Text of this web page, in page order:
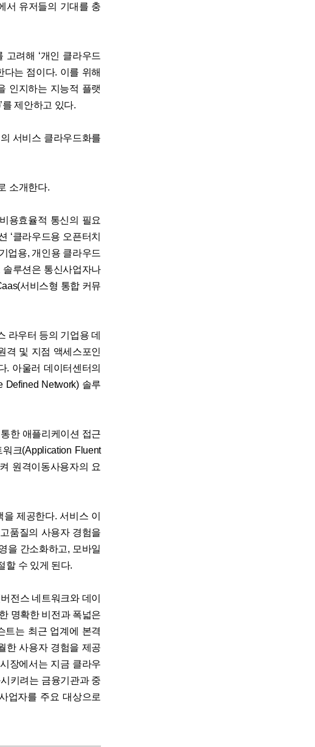
서 유저들의 기대를 충
려해 ‘개인 클라우드
다는 점이다. 이를 위해
인지하는 지능적 플랫
제안하고 있다.
서비스 클라우드화를
소개한다.
용효율적 통신의 필요
‘클라우드용 오픈터치
업용, 개인용 클라우드
루션은 통신사업자나
서비스형 통합 커뮤
라우터 등의 기업용 데
격 및 지점 액세스포인
. 아울러 데이터센터의
Defined Network) 솔루
한 애플리케이션 접근
크(Application Fluent
원격이동사용자의 요
제공한다. 서비스 이
품질의 사용자 경험을
을 간소화하고, 모바일
할 수 있게 된다.
전스 네트워크와 데이
명확한 비전과 폭넓은
트는 최근 업계에 본격
한 사용자 경험을 제공
장에서는 지금 클라우
키려는 금융기관과 중
업자를 주요 대상으로